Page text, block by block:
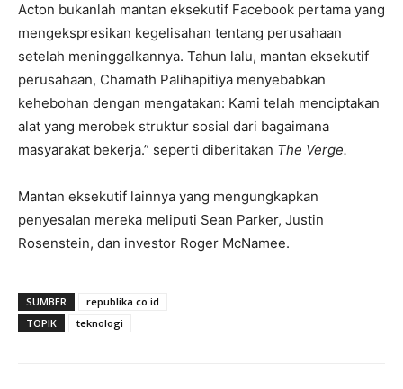
Acton bukanlah mantan eksekutif Facebook pertama yang
mengekspresikan kegelisahan tentang perusahaan
setelah meninggalkannya. Tahun lalu, mantan eksekutif
perusahaan, Chamath Palihapitiya menyebabkan
kehebohan dengan mengatakan: Kami telah menciptakan
alat yang merobek struktur sosial dari bagaimana
masyarakat bekerja.” seperti diberitakan The Verge.
Mantan eksekutif lainnya yang mengungkapkan
penyesalan mereka meliputi Sean Parker, Justin
Rosenstein, dan investor Roger McNamee.
SUMBER
republika.co.id
TOPIK
teknologi